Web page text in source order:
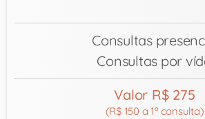
Consultas
Consultas por
Valor R$ 275
(R$ 150 a 1ª consulta)